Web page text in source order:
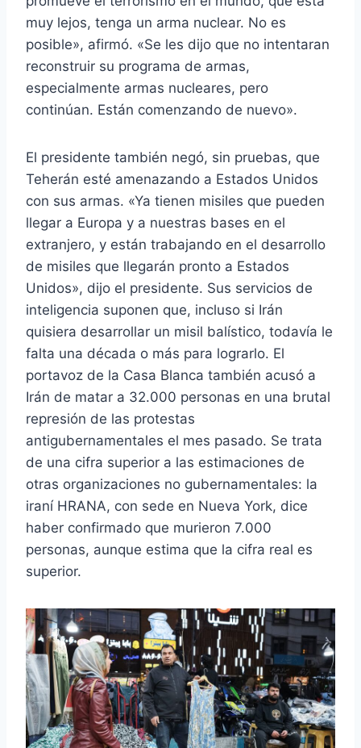
muy lejos, tenga un arma nuclear. No es
posible», afirmó. «Se les dijo que no intentaran
reconstruir su programa de armas,
especialmente armas nucleares, pero
continúan. Están comenzando de nuevo».
El presidente también negó, sin pruebas, que
Teherán esté amenazando a Estados Unidos
con sus armas. «Ya tienen misiles que pueden
llegar a Europa y a nuestras bases en el
extranjero, y están trabajando en el desarrollo
de misiles que llegarán pronto a Estados
Unidos», dijo el presidente. Sus servicios de
inteligencia suponen que, incluso si Irán
quisiera desarrollar un misil balístico, todavía le
falta una década o más para lograrlo. El
portavoz de la Casa Blanca también acusó a
Irán de matar a 32.000 personas en una brutal
represión de las protestas
antigubernamentales el mes pasado. Se trata
de una cifra superior a las estimaciones de
otras organizaciones no gubernamentales: la
iraní HRANA, con sede en Nueva York, dice
haber confirmado que murieron 7.000
personas, aunque estima que la cifra real es
superior.